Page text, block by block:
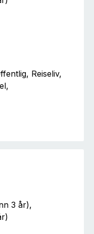
Reiseliv,
3 år),